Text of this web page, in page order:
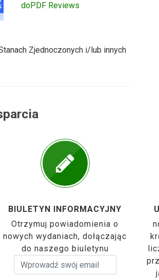
doPDF Reviews
Zjednoczonych i/lub innych
BIULETYN INFORMACYJNY
Otrzymuj powiadomienia o
nowych wydaniach, dołączając
do naszego biuletynu